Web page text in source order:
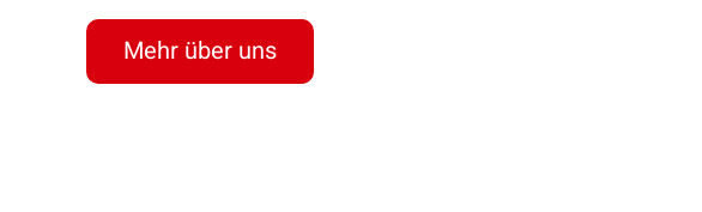
Mehr über uns